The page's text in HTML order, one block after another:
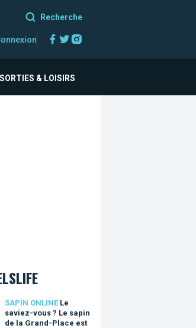
Recherche
Facebook
Twitter
SORTIES & LOISIRS
SAPIN ONLINE Le
saviez-vous ? Le sapin
de la Grand-Place est
de la Grand-Place est en direct !